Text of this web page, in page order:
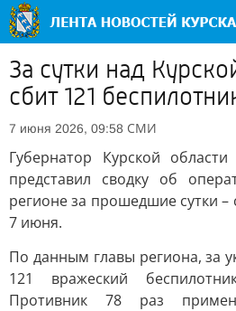
За сутки над
сбит 121
7 июня 2026, 09:58 СМИ
Губернатор Курской
представил сводку об
регионе за прошедшие сутки –
7 июня.
По данным главы региона, за
121 вражеский
Противник 78 раз